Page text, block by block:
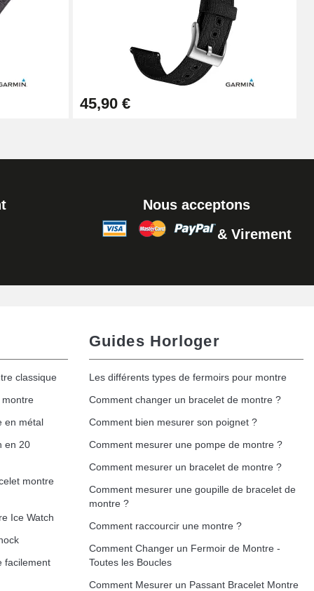
Ajouter au panier
Ajouter au panier
Ajouter au panier
45,90 €
Nous acceptons
& Virement
classique
en métal
en 20
montre
Ice Watch
facilement
Guides Horloger
Les différents types de fermoirs pour montre
Comment changer un bracelet de montre ?
Comment bien mesurer son poignet ?
Comment mesurer une pompe de montre ?
Comment mesurer un bracelet de montre ?
Comment mesurer une goupille de bracelet de
montre ?
Comment raccourcir une montre ?
Comment Changer un Fermoir de Montre -
Toutes les Boucles
Comment Mesurer un Passant Bracelet Montre